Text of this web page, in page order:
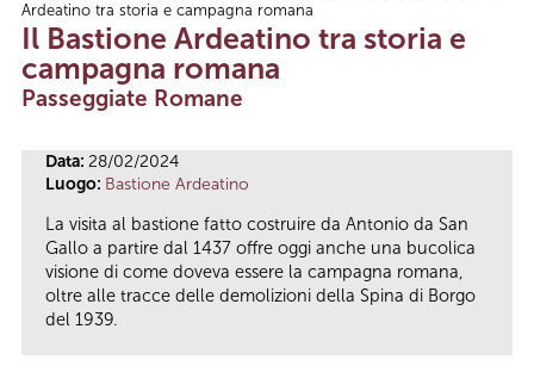
Tu sei qui
Ardeatino tra storia e campagna romana
Il Bastione Ardeatino tra storia e
campagna romana
Passeggiate Romane
Data: 28/02/2024
Luogo: Bastione Ardeatino
La visita al bastione fatto costruire da Antonio da San
Gallo a partire dal 1437 offre oggi anche una bucolica
visione di come doveva essere la campagna romana,
oltre alle tracce delle demolizioni della Spina di Borgo
del 1939.